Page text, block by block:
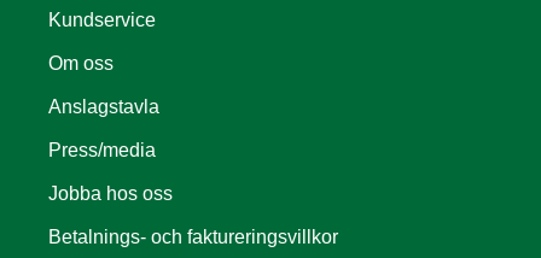
Kundservice
Om oss
Anslagstavla
Press/media
Jobba hos oss
Betalnings- och faktureringsvillkor